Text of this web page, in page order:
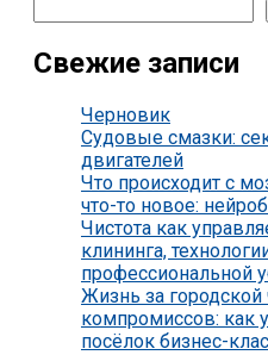
Свежие записи
Черновик
Судовые смазки:
двигателей
Что происходит с
что-то новое:
Чистота как
клининга,
профессиональной
Жизнь за
компромиссов: как
посёлок бизнес-